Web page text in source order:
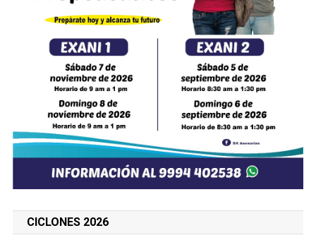
CICLONES 2026